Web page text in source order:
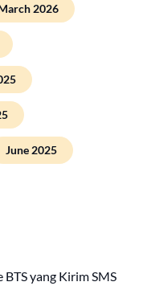
2026
June 2025
yang Kirim SMS